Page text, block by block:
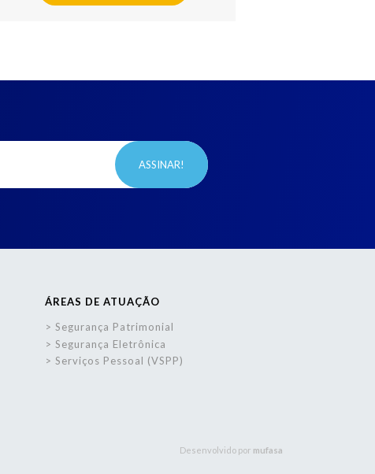
ÁREAS DE ATUAÇÃO
Segurança Patrimonial
Segurança Eletrônica
Serviços Pessoal (VSPP)
Desenvolvido por mufasa